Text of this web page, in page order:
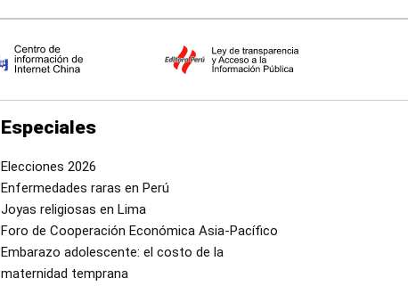
Especiales
Elecciones 2026
Enfermedades raras en Perú
Joyas religiosas en Lima
Foro de Cooperación Económica Asia-Pacífico
Embarazo adolescente: el costo de la
maternidad temprana